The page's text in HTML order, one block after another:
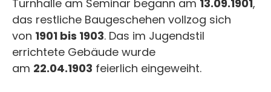
Turnhalle am Seminar begann am 13.09.1901,
das restliche Baugeschehen vollzog sich
von 1901 bis 1903. Das im Jugendstil
errichtete Gebäude wurde
am 22.04.1903 feierlich eingeweiht.